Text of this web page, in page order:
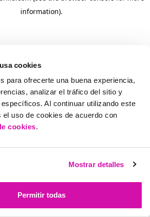
cookies
para ofrecerte una buena experiencia,
analizar el tráfico del sitio y
Al continuar utilizando este
el uso de cookies de acuerdo con
cookies.
Mostrar detalles
Permitir todas
information).